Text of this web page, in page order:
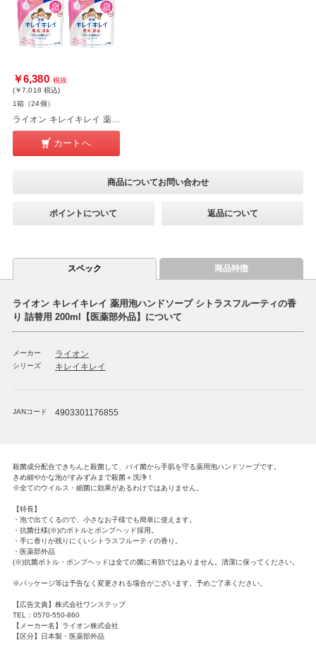
￥6,380 税抜
(￥7,018 税込)
1箱（24個）
ライオン キレイキレイ 薬用泡ハンドソープ シトラスフルーティの香り 詰替用 200ml×24個【医薬部外品】
カートへ
商品についてお問い合わせ
ポイントについて 返品について
スペック 商品特徴
ライオン キレイキレイ 薬用泡ハンドソープ シトラスフルーティの香
り 詰替用 200ml【医薬部外品】について
メーカー ライオン
シリーズ キレイキレイ
JANコード 4903301176855
殺菌成分配合できちんと殺菌して、バイ菌から手肌を守る薬用泡ハンドソープです。
きめ細やかな泡がすみずみまで殺菌＋洗浄！
※全てのウイルス・細菌に効果があるわけではありません。
【特長】
・泡で出てくるので、小さなお子様でも簡単に使えます。
・抗菌仕様(※)のボトルとポンプヘッド採用。
・手に香りが残りにくいシトラスフルーティの香り。
・医薬部外品
(※)抗菌ボトル・ポンプヘッドは全ての菌に有効ではありません。清潔に保ってください。
※パッケージ等は予告なく変更される場合がございます。予めご了承ください。
【広告文責】株式会社ワンステップ
TEL：0570-550-860
【メーカー名】ライオン株式会社
【区分】日本製・医薬部外品